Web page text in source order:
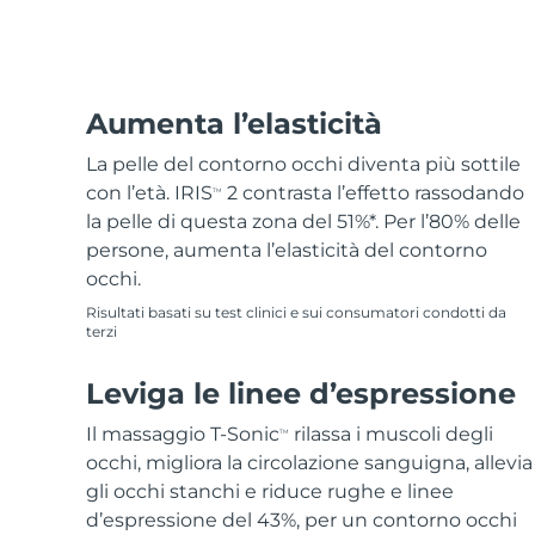
Aumenta l’elasticità
La pelle del contorno occhi diventa più sottile
con l’età. IRISTM
2 contrasta l’effetto rassodando
la pelle di questa zona del 51%*. Per l’80% delle
persone, aumenta l’elasticità del contorno
occhi.
Risultati basati su test clinici e sui consumatori condotti da
terzi
Leviga le linee d’espressione
Il massaggio T-SonicTM
rilassa i muscoli degli
occhi, migliora la circolazione sanguigna, allevia
gli occhi stanchi e riduce rughe e linee
d’espressione del 43%, per un contorno occhi
FAQ™ prodotti
FAQ™ prodotti
FAQ™ products
All toning treatments
PEACH™ 2
IPL hair removal
PEACH™ Cooling Prep Gel
Cooling IPL hair removal gel
LUNA™ 4 body
Massaging body brush
Trattamento anti-
acne
ESPADA™ 2 plus
Recurring acne LED therapy
Acne treatment device
ESPADA™ Blemish Solution
Concentrated acne gel
Dispositivi ESPADA™
Contorno occhi
BEAR™ 2 eyes & lips
Microcurrent line smoothing device
Rejuvenating eye massager
Skincare per contorno occhi
Advanced eye care treatment
Dispositivi per contorno occhi
Cura dei pori
KIWI™ derma
KIWI™
Blackhead remover
LUNA™ 4 hair
FLIP™ play advanced
LED light hairbrush
LUNA™ Dual-Peptide Scalp
Sbiancamento
dentale
NEW
issa™ Teeth Whitening Set
Dual LED + sonic device & 18% PAP gel
DI PIÙ